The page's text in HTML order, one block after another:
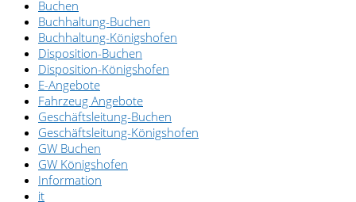
Buchen
Buchhaltung-Buchen
Buchhaltung-Königshofen
Disposition-Buchen
Disposition-Königshofen
E-Angebote
Fahrzeug Angebote
Geschäftsleitung-Buchen
Geschäftsleitung-Königshofen
GW Buchen
GW Königshofen
Information
it